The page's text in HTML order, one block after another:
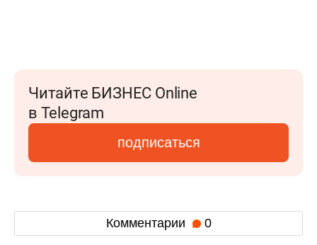
Читайте БИЗНЕС Online
в Telegram
подписаться
Комментарии 0